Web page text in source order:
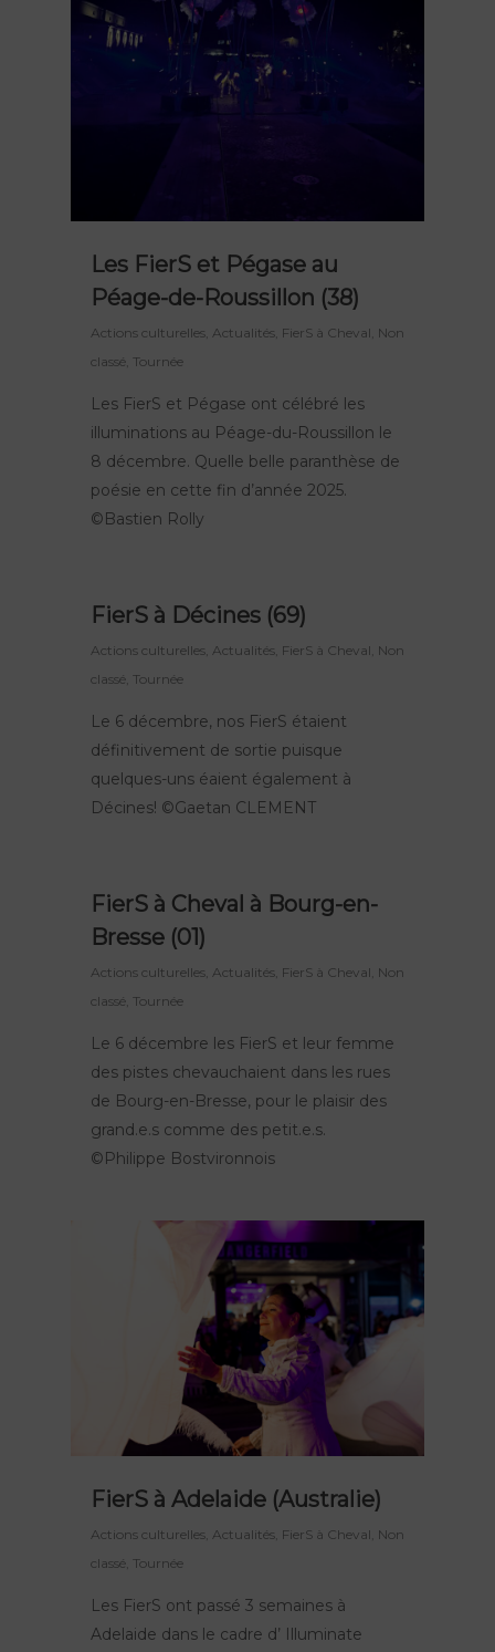
Les FierS et Pégase au
Péage-de-Roussillon (38)
Actions culturelles Actualités FierS à Cheval Non
classé Tournée
Les FierS et Pégase ont célébré les
illuminations au Péage-du-Roussillon le
8 décembre. Quelle belle paranthèse de
poésie en cette fin d’année 2025.
©Bastien Rolly
FierS à Décines (69)
Actions culturelles Actualités FierS à Cheval Non
classé Tournée
Le 6 décembre, nos FierS étaient
définitivement de sortie puisque
quelques-uns éaient également à
Décines! ©Gaetan CLEMENT
FierS à Cheval à Bourg-en-
Bresse (01)
Actions culturelles Actualités FierS à Cheval Non
classé Tournée
Le 6 décembre les FierS et leur femme
des pistes chevauchaient dans les rues
de Bourg-en-Bresse, pour le plaisir des
grand.e.s comme des petit.e.s.
©Philippe Bostvironnois
FierS à Adelaide (Australie)
Actions culturelles Actualités FierS à Cheval Non
classé Tournée
Les FierS ont passé 3 semaines à
Adelaide dans le cadre d’ Illuminate
Nos spectacles
Peau d’Âme
FierS à Cheval
Les Pops
Polynie
Lieu de résidence
Le Grand R
Agenda
FR
EN